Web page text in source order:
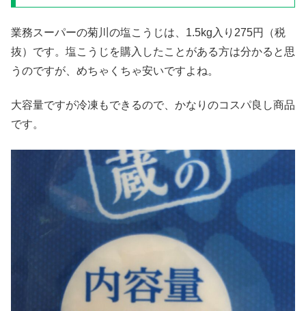
業務スーパーの菊川の塩こうじは、1.5kg入り275円（税
抜）です。塩こうじを購入したことがある方は分かると思
うのですが、めちゃくちゃ安いですよね。
大容量ですが冷凍もできるので、かなりのコスパ良し商品
です。